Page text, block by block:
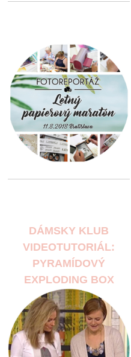
DÁMSKY KLUB
VIDEOTUTORIÁL:
PYRAMÍDOVÝ
EXPLODING BOX